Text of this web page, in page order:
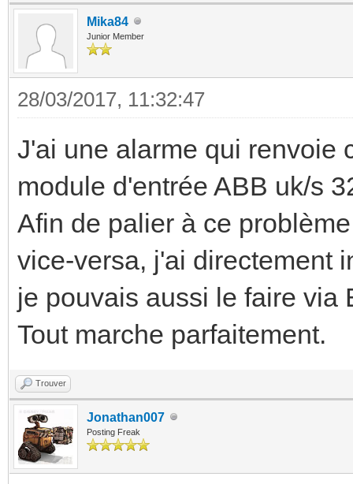
Mika84
Junior Member
28/03/2017, 11:32:47
J'ai une alarme qui renvoie
module d'entrée ABB uk/s
Afin de palier à ce
vice-versa, j'ai directement
je pouvais aussi le faire via
Tout marche parfaitement.
Trouver
Jonathan007
Posting Freak